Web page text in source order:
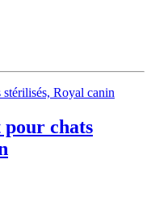
pour chats